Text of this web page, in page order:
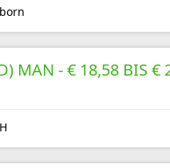
MAN - € 18,58 BIS €